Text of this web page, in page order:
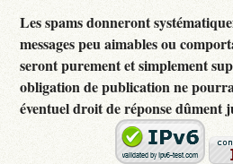
Les spams donneront
messages peu aimables ou
seront purement et simplement
obligation de publication ne
éventuel droit de réponse dûment